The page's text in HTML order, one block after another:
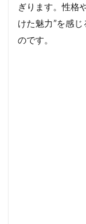
ぎります。性格
けた魅力”を感
のです。